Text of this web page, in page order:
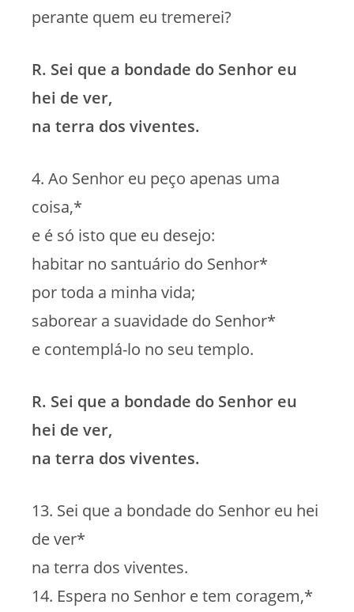
perante quem eu tremerei?
R. Sei que a bondade do Senhor eu
hei de ver,
na terra dos viventes.
4. Ao Senhor eu peço apenas uma
coisa,*
e é só isto que eu desejo:
habitar no santuário do Senhor*
por toda a minha vida;
saborear a suavidade do Senhor*
e contemplá-lo no seu templo.
R. Sei que a bondade do Senhor eu
hei de ver,
na terra dos viventes.
13. Sei que a bondade do Senhor eu hei
de ver*
na terra dos viventes.
14. Espera no Senhor e tem coragem,*